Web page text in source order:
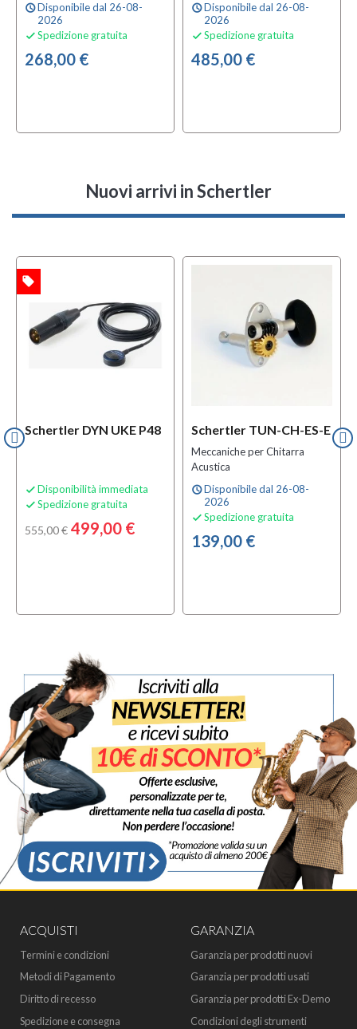
scheduleDisponibile dal 26-08-
2026
 Spedizione gratuita
268,00 €
scheduleDisponibile dal 26-08-
2026
 Spedizione gratuita
485,00 €
Nuovi arrivi in Schertler
Schertler DYN UKE P48
 Disponibilità immediata
 Spedizione gratuita
555,00 € 499,00 €
local_offer
Schertler TUN-CH-ES-E
Meccaniche per Chitarra
Acustica
scheduleDisponibile dal 26-08-
2026
 Spedizione gratuita
139,00 €
ACQUISTI
Termini e condizioni
Metodi di Pagamento
Diritto di recesso
Spedizione e consegna
GARANZIA
Garanzia per prodotti nuovi
Garanzia per prodotti usati
Garanzia per prodotti Ex-Demo
Condizioni degli strumenti